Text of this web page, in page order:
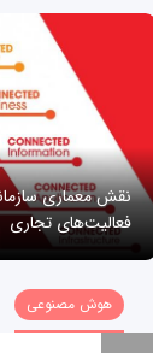
نقش معماری
فعالیت‌های تجاری
هوش مصنوعی